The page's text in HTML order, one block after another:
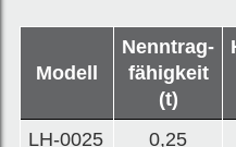
Modell
Nenntrag-
fähigkeit
(t)
LH-0025
0,25